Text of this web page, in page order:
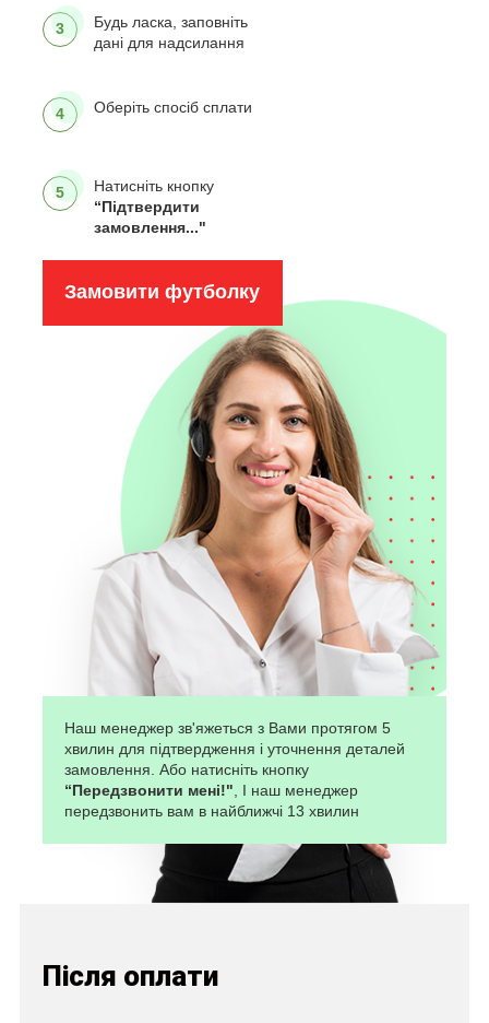
3
Будь ласка, заповніть
дані для надсилання
4 Оберіть спосіб сплати
5
Натисніть кнопку
“Підтвердити
замовлення..."
Замовити футболку
Наш менеджер зв'яжеться з Вами протягом 5
хвилин для підтвердження і уточнення деталей
замовлення. Або натисніть кнопку
“Передзвонити мені!", І наш менеджер
передзвонить вам в найближчі 13 хвилин
Після оплати